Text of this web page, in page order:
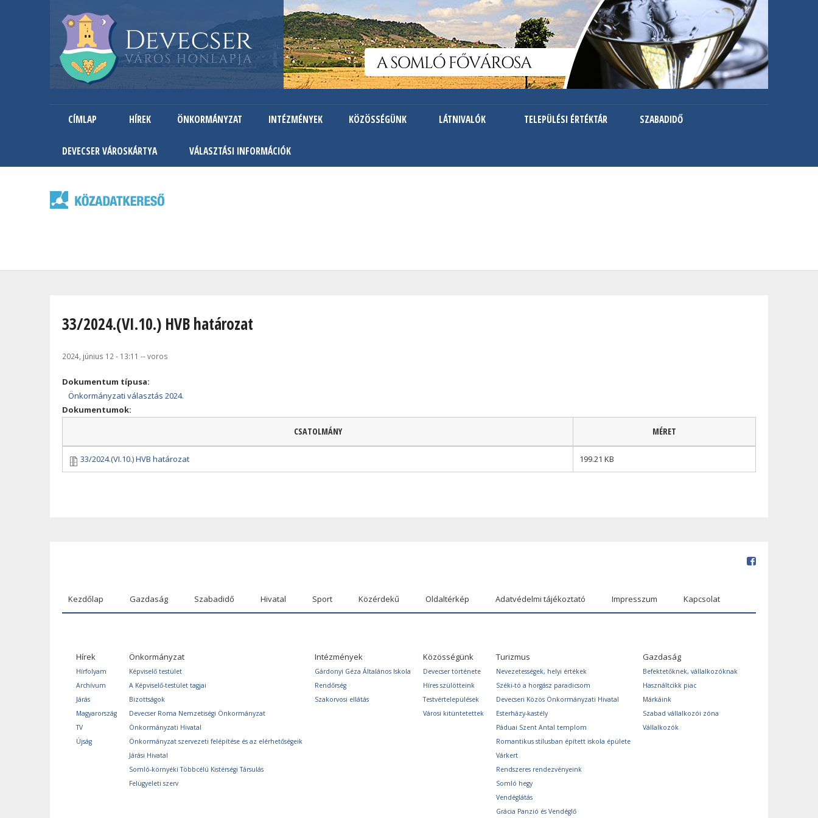
Ugrás
a
tartalomra
CÍMLAP HÍREK ÖNKORMÁNYZAT INTÉZMÉNYEK KÖZÖSSÉGÜNK LÁTNIVALÓK TELEPÜLÉSI ÉRTÉKTÁR SZABADIDŐ
DEVECSER VÁROSKÁRTYA VÁLASZTÁSI INFORMÁCIÓK
33/2024.(VI.10.) HVB határozat
2024, június 12 - 13:11 --voros
Dokumentum típusa:
Önkormányzati választás 2024.
Dokumentumok:
CSATOLMÁNY MÉRET
33/2024.(VI.10.) HVB határozat 199.21 KB
Kezdőlap Gazdaság Szabadidő Hivatal Sport Közérdekű Oldaltérkép Adatvédelmi tájékoztató Impresszum Kapcsolat
Hírek
Hírfolyam
Archívum
Járás
Magyarország
TV
Újság
Önkormányzat
Képviselő testület
A Képviselő-testület tagjai
Bizottságok
Devecser Roma Nemzetiségi Önkormányzat
Önkormányzati Hivatal
Önkormányzat szervezeti felépítése és az elérhetőségeik
Járási Hivatal
Somló-környéki Többcélú Kistérségi Társulás
Felügyeleti szerv
Intézmények
Gárdonyi Géza Általános Iskola
Rendőrség
Szakorvosi ellátás
Közösségünk
Devecser története
Híres szülötteink
Testvértelepülések
Városi kitüntetettek
Turizmus
Nevezetességek, helyi értékek
Széki-tó a horgász paradicsom
Devecseri Közös Önkormányzati Hivatal
Esterházy-kastély
Páduai Szent Antal templom
Romantikus stílusban épített iskola épülete
Várkert
Rendszeres rendezvényeink
Somló hegy
Vendéglátás
Grácia Panzió és Vendéglő
Gazdaság
Befektetőknek, vállalkozóknak
Használtcikk piac
Márkáink
Szabad vállalkozói zóna
Vállalkozók